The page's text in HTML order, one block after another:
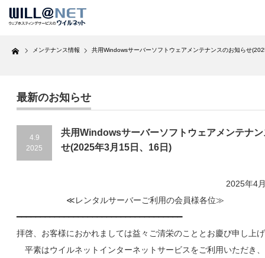
Home メンテナンス情報 共用Windowsサーバーソフトウェアメンテナンスのお知らせ
最新のお知らせ
4.9
2025
共用Windowsサーバーソフトウェアメンテナ
せ(2025年3月15日、16日)
2025年4月9
≪レンタルサーバーご利用の会員様各位≫
━━━━━━━━━━━━━━━━━━━━━━━━━━━━━━━━━━━
拝啓、お客様におかれましては益々ご清栄のこととお慶び申し上
平素はウイルネットインターネットサービスをご利用いただき